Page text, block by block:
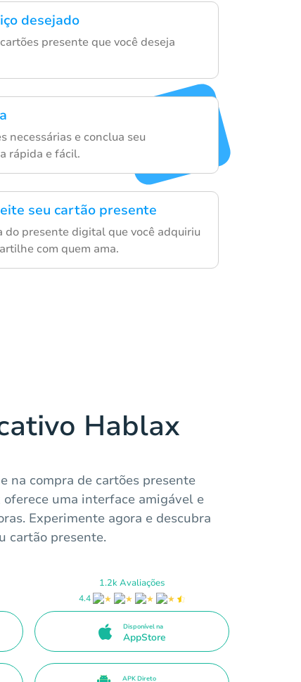
desejado
presente que você deseja
necessárias e conclua seu
rápida e fácil.
seu cartão presente
do presente digital que você adquiriu
com quem ama.
Hablax
na compra de cartões presente
uma interface amigável e
Experimente agora e descubra
cartão presente.
1.2k Avaliações
4.4
Disponível na
AppStore
APK Direto